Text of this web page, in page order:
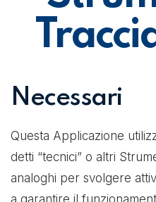
Necessari
Questa Applicazione
detti “tecnici” o altri
analoghi per svolgere
a garantire il